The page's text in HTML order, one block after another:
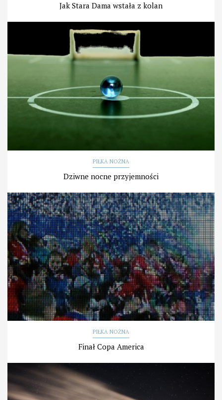
Jak Stara Dama wstała z kolan
PIŁKA NOŻNA
Dziwne nocne przyjemności
PIŁKA NOŻNA
Finał Copa America